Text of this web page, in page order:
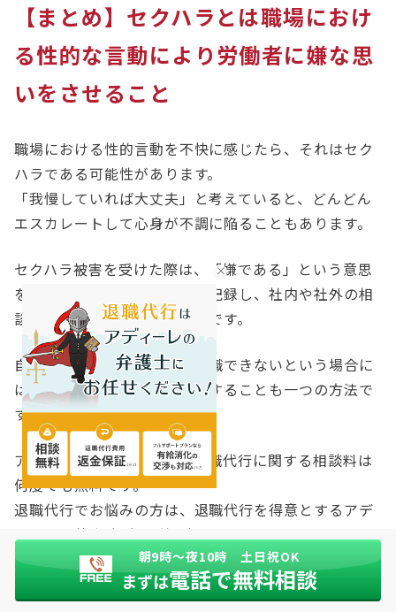
【まとめ】セクハラとは職場におけ
る性的な言動により労働者に嫌な思
いをさせること
職場における性的言動を不快に感じたら、それはセク
ハラである可能性があります。
「我慢していれば大丈夫」と考えていると、どんどん
エスカレートして心身が不調に陥ることもあります。
セクハラ被害を受けた際は、「嫌である」という意思
を明確に伝え、証拠を詳細に記録し、社内や社外の相
談窓口に相談することが大切です。
自分だけでは会社をうまく退職できないという場合に
は、退職代行サービスを利用することも一つの方法で
す。
アディーレ法律事務所では退職代行に関する相談料は
何度でも無料です。
退職代行でお悩みの方は、退職代行を得意とするアデ
ィーレ法律事務所へご相談ください。
この記事の監修弁護士
朝9時〜夜10時 土日祝OK
まずは電話で無料相談